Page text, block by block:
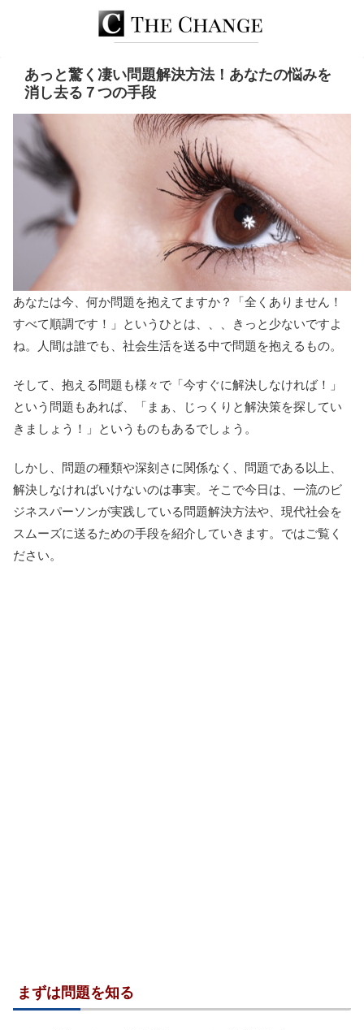
あっと驚く凄い問題解決方法！あなたの悩みを
消し去る７つの手段
あなたは今、何か問題を抱えてますか？「全くありません！
すべて順調です！」というひとは、、、きっと少ないですよ
ね。人間は誰でも、社会生活を送る中で問題を抱えるもの。
そして、抱える問題も様々で「今すぐに解決しなければ！」
という問題もあれば、「まぁ、じっくりと解決策を探してい
きましょう！」というものもあるでしょう。
しかし、問題の種類や深刻さに関係なく、問題である以上、
解決しなければいけないのは事実。そこで今日は、一流のビ
ジネスパーソンが実践している問題解決方法や、現代社会を
スムーズに送るための手段を紹介していきます。ではご覧く
ださい。
まずは問題を知る